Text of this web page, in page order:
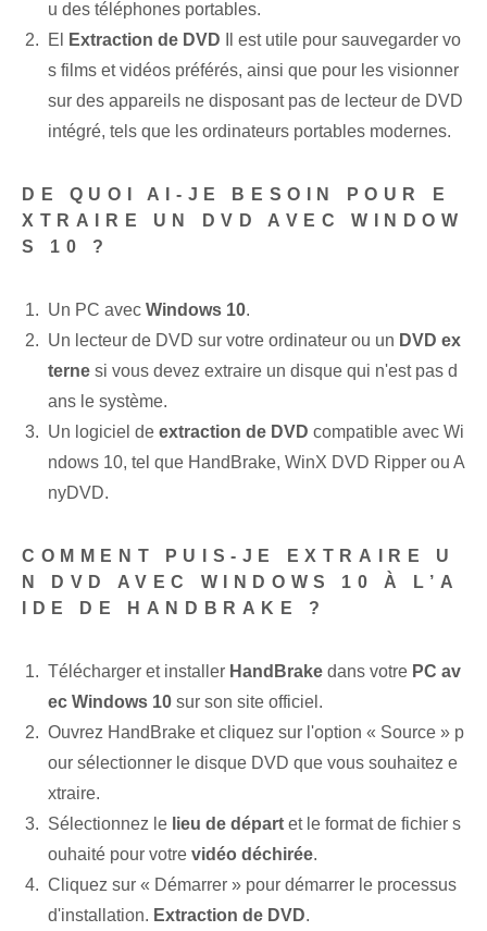
u des téléphones portables.
El
Extraction de DVD Il est utile pour sauvegarder vo
s films et vidéos préférés, ainsi que pour les visionner
sur des appareils ne disposant pas de lecteur de DVD
intégré, tels que les ordinateurs portables modernes.
DE QUOI AI-JE BESOIN POUR E
XTRAIRE UN DVD AVEC WINDOW
S 10 ?
Un PC avec Windows 10.
Un lecteur de DVD sur votre ordinateur ou un DVD ex
terne si vous devez extraire un disque qui n'est pas d
ans le système.
Un logiciel de extraction de DVD compatible avec Wi
ndows 10, tel que HandBrake, WinX DVD Ripper ou A
nyDVD.
COMMENT PUIS-JE EXTRAIRE U
N DVD AVEC WINDOWS 10 À L’A
IDE DE HANDBRAKE ?
Télécharger et installer HandBrake dans votre PC av
ec Windows 10 sur son site officiel.
Ouvrez HandBrake et cliquez sur l'option « Source » p
our sélectionner le disque DVD que vous souhaitez e
xtraire.
Sélectionnez le lieu de départ et le format de fichier s
ouhaité pour votre vidéo déchirée.
Cliquez sur « Démarrer » pour démarrer le processus
d'installation. Extraction de DVD.